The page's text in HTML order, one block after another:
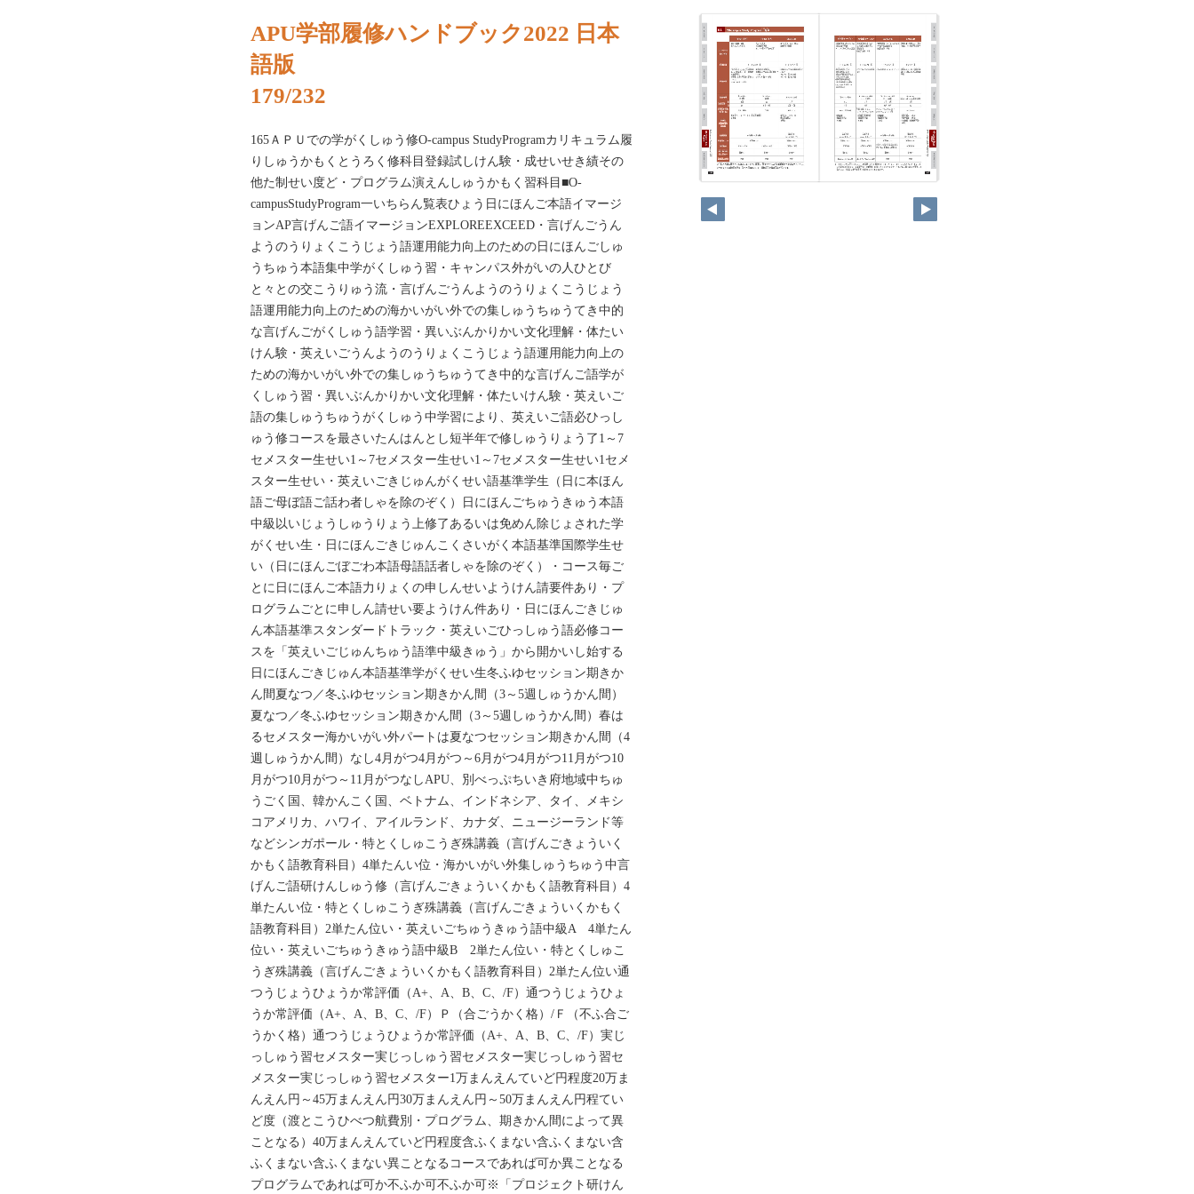
APU学部履修ハンドブック2022 日本
語版
179/232
165ＡＰＵでの学がくしゅう修O-campus StudyProgramカリキュラム履
りしゅうかもくとうろく修科目登録試しけん験・成せいせき績その
他た制せい度ど・プログラム演えんしゅうかもく習科目■‌O-
campus‌Study‌Program一いちらん覧表ひょう日にほんご本語イマージ
ョンAP言げんご語イマージョンEXPLOREEXCEED・‌‌言げんごうん
ようのうりょくこうじょう語運用能力向上のための‌‌日にほんごしゅ
うちゅう本語集中学がくしゅう習・‌‌キャンパス外がいの人ひとび
と々との交こうりゅう流・‌‌言げんごうんようのうりょくこうじょう
語運用能力向上のための海かいがい外での集しゅうちゅうてき中的
な言げんごがくしゅう語学習・異いぶんかりかい文化理解・体たい
けん験・‌英えいごうんようのうりょくこうじょう語運用能力向上の
ための海かいがい外での集しゅうちゅうてき中的な言げんご語学が
くしゅう習・異いぶんかりかい文化理解・体たいけん験・‌‌英えいご
語の集しゅうちゅうがくしゅう中学習により、英えいご語必ひっし
ゅう修コースを最さいたんはんとし短半年で修しゅうりょう了1～7
セメスター生せい1～7セメスター生せい1～7セメスター生せい1セメ
スター生せい・‌‌‌英えいごきじゅんがくせい語基準学生（日に本ほん‌
語ご母ぼ語ご話わ者しゃを除のぞく）‌日にほんごちゅうきゅう本語
中級以いじょうしゅうりょう上修了あるいは免めん除じょされた学
がくせい生・‌‌日にほんごきじゅんこくさいがく本語基準国際学生せ
い（日にほんごぼごわ本語母語話者しゃを除のぞく）・‌‌コース毎ご
とに日にほんご本語力りょくの申しんせいようけん請要件あり・‌‌プ
ログラムごとに申しん請せい要ようけん件あり・日にほんごきじゅ
ん本語基準スタンダードトラック・‌‌英えいごひっしゅう語必修コー
スを「英えいごじゅんちゅう語準中級きゅう」から開かいし始する
日にほんごきじゅん本語基準学がくせい生冬ふゆセッション期きか
ん間夏なつ／冬ふゆセッション期きかん間（3～5週しゅうかん間）
夏なつ／冬ふゆセッション期きかん間（3～5週しゅうかん間）春は
るセメスター海かいがい外パートは夏なつセッション期きかん間（4
週しゅうかん間）なし4月がつ4月がつ～6月がつ4月がつ11月がつ10
月がつ10月がつ～11月がつなしAPU、別べっぷちいき府地域中ちゅ
うごく国、韓かんこく国、ベトナム、インドネシア、タイ、メキシ
コアメリカ、ハワイ、アイルランド、カナダ、ニュージーランド等
などシンガポール・‌‌‌特とくしゅこうぎ殊講義‌‌（言げんごきょういく
かもく語教育科目）‌‌‌4単たんい位・‌‌‌海かいがい外集しゅうちゅう中言
げんご語研けんしゅう修（言げんごきょういくかもく語教育科目）‌‌‌4
単たんい位・‌‌‌特とくしゅこうぎ殊講義‌‌（言げんごきょういくかもく
語教育科目）‌‌‌2単たん位い・‌‌‌英えいごちゅうきゅう語中級A 4単たん
位い・‌‌‌英えいごちゅうきゅう語中級B 2単たん位い・‌‌‌特とくしゅこ
うぎ殊講義（言げんごきょういくかもく語教育科目）‌2単たん位い通
つうじょうひょうか常評価（A+、A、B、C、/F）通つうじょうひょ
うか常評価（A+、A、B、C、/F）Ｐ（合ごうかく格）/Ｆ（不ふ合ご
うかく格）通つうじょうひょうか常評価（A+、A、B、C、/F）実じ
っしゅう習セメスター実じっしゅう習セメスター実じっしゅう習セ
メスター実じっしゅう習セメスター1万まんえんていど円程度20万ま
んえん円～45万まんえん円30万まんえん円～50万まんえん円程てい
ど度（渡とこうひべつ航費別・プログラム、期きかん間によって異
ことなる）40万まんえんていど円程度含ふくまない含ふくまない含
ふくまない含ふくまない異ことなるコースであれば可か異ことなる
プログラムであれば可か不ふか可不ふか可※‌「プロジェクト研けん